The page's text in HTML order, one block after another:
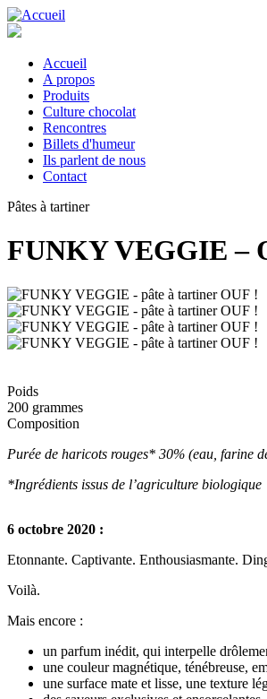
Aller
au
principal
Main
navigation
Accueil
A propos
Produits
Culture chocolat
Rencontres
Billets d'humeur
Ils parlent de nous
Contact
Pâtes à tartiner
FUNKY VEGGIE –
Poids
200 grammes
Composition
Purée de haricots rouges* 30% (eau, farine
*Ingrédients issus de l’agriculture biologique
6 octobre 2020 :
Etonnante. Captivante. Enthousiasmante.
Voilà.
Mais encore :
un parfum inédit, qui interpelle
une couleur magnétique, ténébreuse,
une surface mate et lisse, une texture